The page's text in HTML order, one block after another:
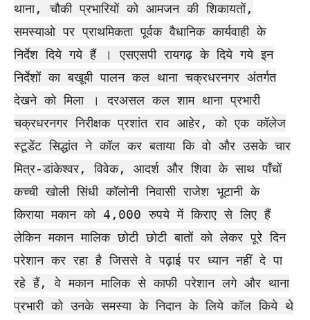
थाना, चौकी प्रभारियों को आमजन की शिकायतों,
समस्याओ पर प्राथमिकता पूर्वक वैधानिक कार्यवाही के
निर्देश दिये गये हैं । एसएसपी रायगढ़ के दिये गये इन
निर्देशों का बखूबी पालन कल थाना चक्रधरनगर अंतर्गत
देखने को मिला । दरअसल कल शाम थाना प्रभारी
चक्रधरनगर निरीक्षक प्रशांत राव आहेर, को एक कॉलेज
स्टूडेंट सिद्धांत ने कॉल कर बताया कि वो और उसके चार
मित्र-डांकेश्वर, विवेक, आदर्श और शिवा के साथ पाँचों
कच्ची खोली सिंधी कॉलोनी निवासी राजेश भूटानी के
किराया मकान को 4,000 रुपये में किराए से लिए हैं
लेकिन मकान मालिक छोटी छोटी बातों को लेकर पूरे दिन
परेशान कर रहा है जिससे वे पढ़ाई पर ध्यान नहीं दे पा
रहे हैं, वे मकान मालिक से काफी परेशान लगे और थाना
प्रभारी को उनके समस्या के निदान के लिये कॉल किये थे